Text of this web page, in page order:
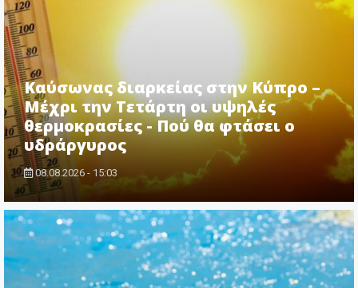
Καύσωνας διαρκείας στην Κύπρο –
Μέχρι την Τετάρτη οι υψηλές
θερμοκρασίες - Πού θα φτάσει ο
υδράργυρος
08.08.2026 - 15:03